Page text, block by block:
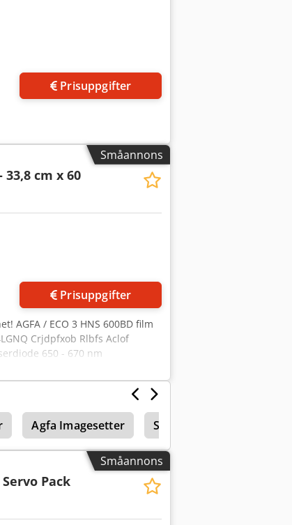
Prisuppgifter
Småannons
33,8 cm x 60
Prisuppgifter
AGFA / ECO 3 HNS 600BD film
Crjdpfxob Rlbfs Aclof
650 - 670 nm
Agfa Imagesetter Schneider Controller
Småannons
Servo Pack